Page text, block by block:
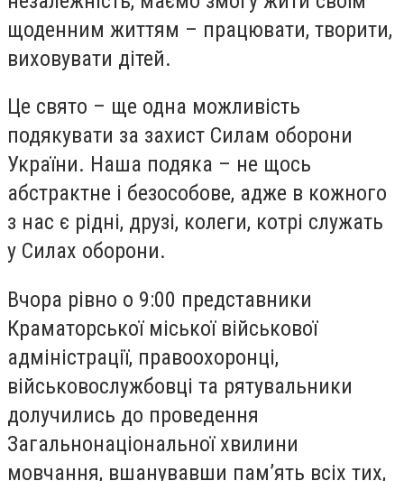
щоденним життям – працювати, творити,
виховувати дітей.
Це свято – ще одна можливість
подякувати за захист Силам оборони
України. Наша подяка – не щось
абстрактне і безособове, адже в кожного
з нас є рідні, друзі, колеги, котрі служать
у Силах оборони.
Вчора рівно о 9:00 представники
Краматорської міської військової
адміністрації, правоохоронці,
військовослужбовці та рятувальники
долучились до проведення
Загальнонаціональної хвилини
мовчання, вшанувавши пам’ять всіх тих,